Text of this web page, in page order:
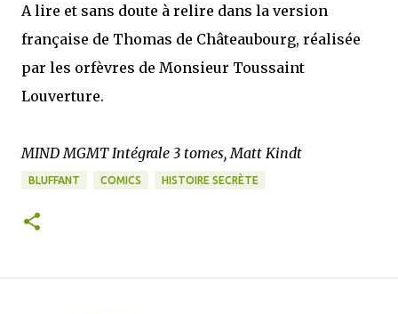
A lire et sans doute à relire dans la version
française de Thomas de Châteaubourg, réalisée
par les orfèvres de Monsieur Toussaint
Louverture.
MIND MGMT Intégrale 3 tomes, Matt Kindt
BLUFFANT COMICS HISTOIRE SECRÈTE